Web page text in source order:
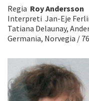
Regia Roy Andersson
Interpreti Jan-Eje
Tatiana Delaunay,
Germania, Norvegia /